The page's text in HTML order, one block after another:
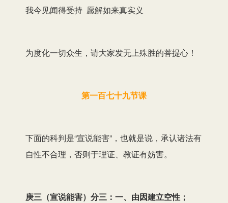
我今见闻得受持 愿解如来真实义
为度化一切众生，请大家发无上殊胜的菩提心！
第一百七十九节课
下面的科判是“宣说能害”，也就是说，承认诸法有
自性不合理，否则于理证、教证有妨害。
庚三（宣说能害）分三：一、由因建立空性；